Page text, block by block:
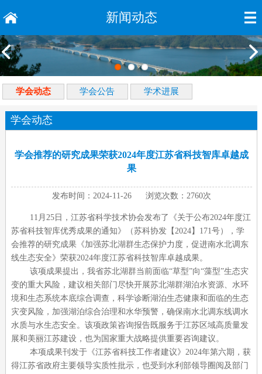
新闻动态
学会动态 学会公告 学术进展
学会动态
学会推荐的研究成果荣获2024年度江苏省科技智库卓越成
果
发布时间：2024-11-26 浏览次数：2760次
11月 25 日，江苏省科学技术协会发布了《关于公布2024年度江
苏省科技智库优秀成果的通知》（苏科协发【2024】 171号），学
会推荐的研究成果《加强苏北湖群生态保护力度，促进南水北调东
线生态安全》荣获2024年度江苏省科技智库卓越成果。
该项成果提出，我省苏北湖群当前面临“草型”向“藻型”生态灾
变的重大风险，建议相关部门尽快开展苏北湖群湖泊水资源、水环
境和生态系统本底综合调查，科学诊断湖泊生态健康和面临的生态
灾变风险，加强湖泊综合治理和水华预警，确保南水北调东线调水
水质与水生态安全。该项政策咨询报告既服务于江苏区域高质量发
展和美丽江苏建设，也为国家重大战略提供重要咨询建议。
本项成果刊发于《江苏省科技工作者建议》 2024年第六期，获
得江苏省政府主要领导实质性批示，也受到水利部领导圈阅及部门